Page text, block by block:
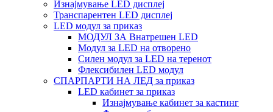
Изнајмување LED дисплеј
Транспарентен LED дисплеј
LED модул за приказ
МОДУЛ ЗА Внатрешен LED
Модул за LED на отворено
Силен модул за LED на теренот
Флексибилен LED модул
СПАРПАРТИ НА ЛЕД за приказ
LED кабинет за приказ
Изнајмување кабинет за кастинг